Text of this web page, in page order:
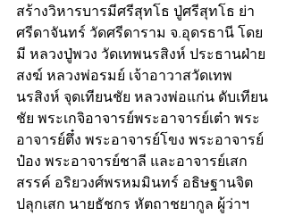
สร้างวิหารบารมีศรีสุทโธ ปู่ศรีสุทโธ ย่า
ศรีดาจันทร์ วัดศรีดาราม จ.อุดรธานี โดย
มี หลวงปู่พวง วัดเทพนรสิงห์ ประธานฝ่าย
สงฆ์ หลวงพ่อรมย์ เจ้าอาวาสวัดเทพ
นรสิงห์ จุดเทียนชัย หลวงพ่อแก่น ดับเทียน
ชัย พระเกจิอาจารย์พระอาจารย์เต๋า พระ
อาจารย์ตึ๋ง พระอาจารย์โขง พระอาจารย์
ป๋อง พระอาจารย์ชาลี และอาจารย์เสก
สรรค์ อริยวงศ์พรหมมินทร์ อธิษฐานจิต
ปลุกเสก นายธัชกร หัตถาชยากูล ผู้ว่าฯ